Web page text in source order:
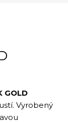
GOLD
Vyrobený